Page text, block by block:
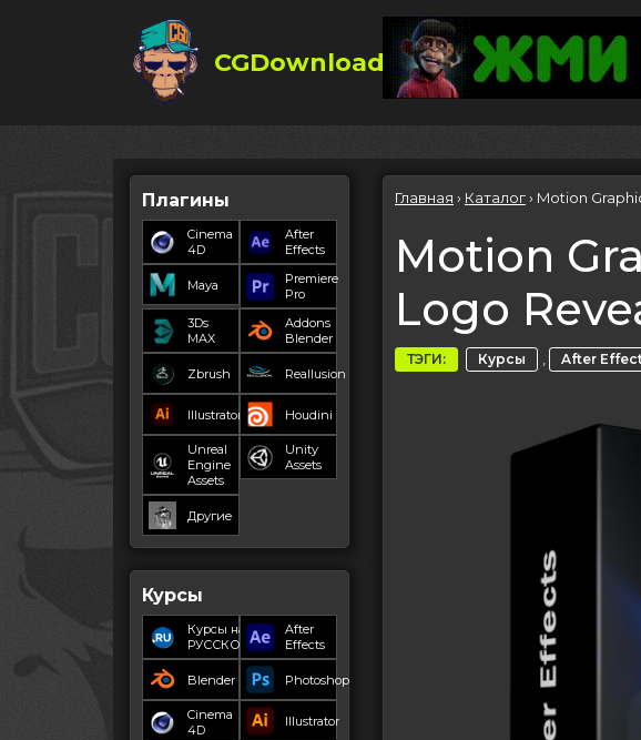
CGDownload
Плагины
Cinema
4D
After
Effects
Maya
Premiere
Pro
3Ds
MAX
Addons
Blender
Zbrush Reallusion
Illustrator Houdini
Unreal
Engine
Assets
Unity
Assets
Другие
Курсы
Курсы на
РУССКОМ
After
Effects
Blender Photoshop
Cinema
4D
Illustrator
Главная › Каталог› Motion
Motion
Logo
ТЭГИ: Курсы , After